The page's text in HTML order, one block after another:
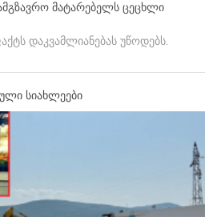
მატარებელს ცეცხლი
დაკვამლიანებას უწოდებს.
სიახლეები